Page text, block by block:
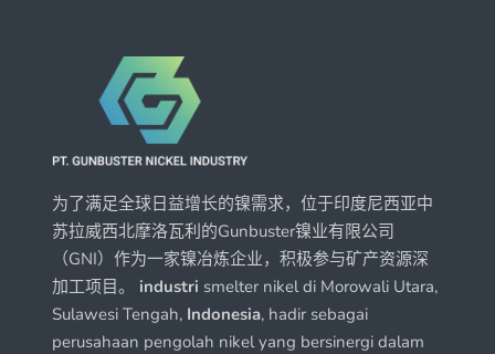
为了满足全球日益增长的镍需求，位于印度尼西亚中
苏拉威西北摩洛瓦利的Gunbuster镍业有限公司
（GNI）作为一家镍冶炼企业，积极参与矿产资源深
加工项目。 industri smelter nikel di Morowali Utara,
Sulawesi Tengah, Indonesia, hadir sebagai
perusahaan pengolah nikel yang bersinergi dalam